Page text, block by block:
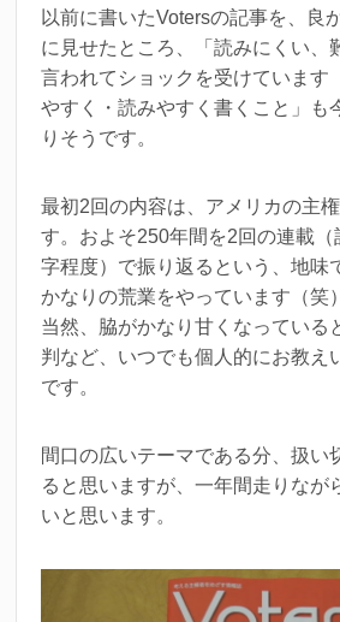
以前に書いたVotersの記事を、良
に見せたところ、「読みにくい、
言われてショックを受けています
やすく・読みやすく書くこと」も
りそうです。
最初2回の内容は、アメリカの主
す。およそ250年間を2回の連載
字程度）で振り返るという、地味
かなりの荒業をやっています（笑
当然、脇がかなり甘くなっている
判など、いつでも個人的にお教え
です。
間口の広いテーマである分、扱い
ると思いますが、一年間走りなが
いと思います。